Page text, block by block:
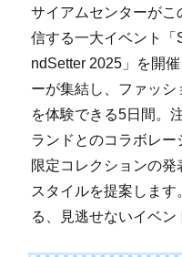
サイアムセンターが
信する一大イベント「
ndSetter 2025」を開
ーが集結し、ファッ
を体験できる5日間。
ランドとのコラボレ
限定コレクションの
スタイルを提案します
る、見逃せないイベン